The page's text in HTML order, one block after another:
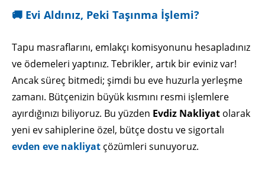
🚚 Evi Aldınız, Peki Taşınma İşlemi?
Tapu masraflarını, emlakçı komisyonunu hesapladınız
ve ödemeleri yaptınız. Tebrikler, artık bir eviniz var!
Ancak süreç bitmedi; şimdi bu eve huzurla yerleşme
zamanı. Bütçenizin büyük kısmını resmi işlemlere
ayırdığınızı biliyoruz. Bu yüzden Evdiz Nakliyat olarak
yeni ev sahiplerine özel, bütçe dostu ve sigortalı
evden eve nakliyat çözümleri sunuyoruz.